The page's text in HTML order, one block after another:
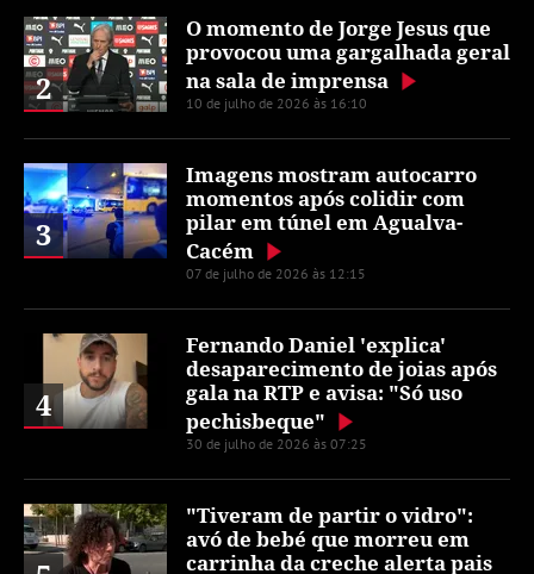
2
O momento de Jorge Jesus que
provocou uma gargalhada geral
na sala de imprensa
10 de julho de 2026 às 16:10
3
Imagens mostram autocarro
momentos após colidir com
pilar em túnel em Agualva-
Cacém
07 de julho de 2026 às 12:15
4
Fernando Daniel 'explica'
desaparecimento de joias após
gala na RTP e avisa: "Só uso
pechisbeque"
30 de julho de 2026 às 07:25
"Tiveram de partir o vidro":
avó de bebé que morreu em
carrinha da creche alerta pais